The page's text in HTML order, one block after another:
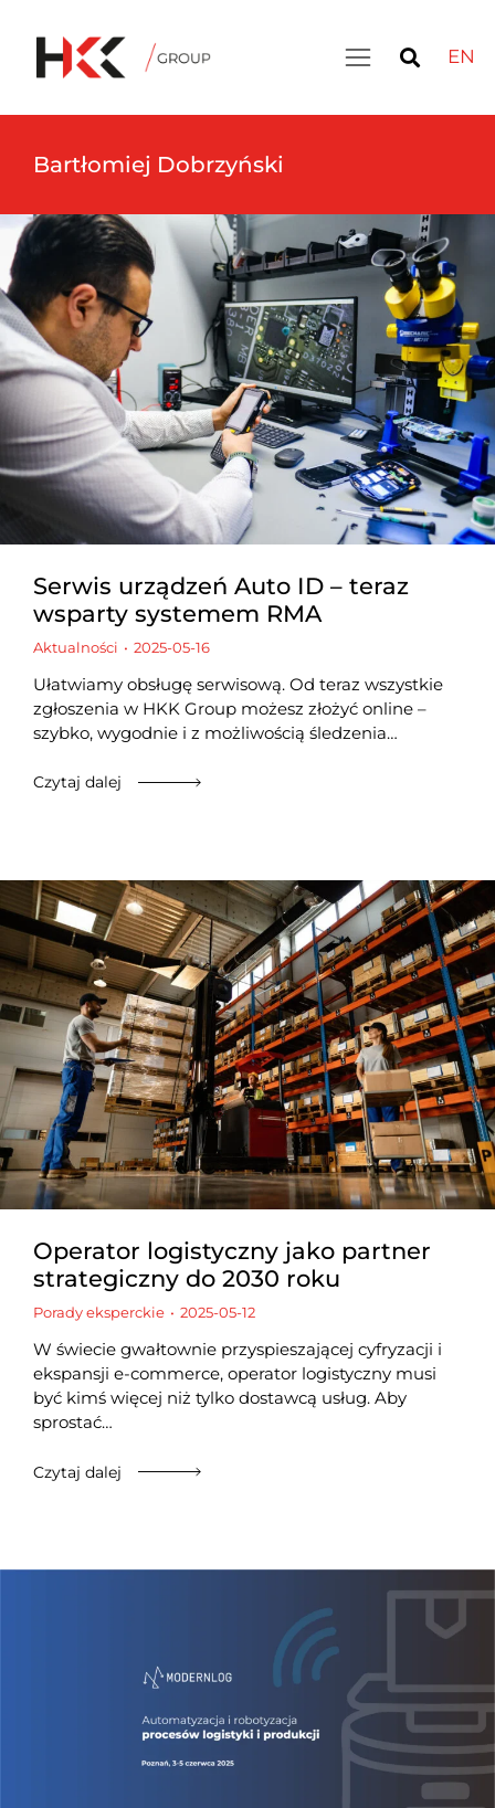
EN
Bartłomiej Dobrzyński
Serwis urządzeń Auto ID – teraz
wsparty systemem RMA
Aktualności 2025-05-16
Ułatwiamy obsługę serwisową. Od teraz wszystkie
zgłoszenia w HKK Group możesz złożyć online –
szybko, wygodnie i z możliwością śledzenia…
Czytaj dalej
Operator logistyczny jako partner
strategiczny do 2030 roku
Porady eksperckie 2025-05-12
W świecie gwałtownie przyspieszającej cyfryzacji i
ekspansji e-commerce, operator logistyczny musi
być kimś więcej niż tylko dostawcą usług. Aby
sprostać…
Czytaj dalej